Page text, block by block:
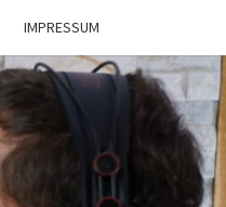
IMPRESSUM